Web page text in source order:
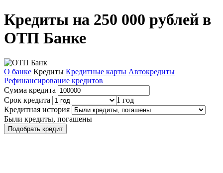
Кредиты на 250 000 рублей в
ОТП Банке
О банке Кредиты Кредитные карты Автокредиты
Рефинансирование кредитов
Сумма кредита
Срок кредита
1 год
Кредитная история
Были кредиты, погашены
Подобрать кредит